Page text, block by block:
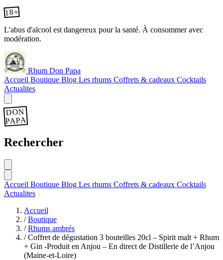
18+
L'abus d'alcool est dangereux pour la santé. À consommer avec
modération.
Rhum Don Papa
Accueil Boutique Blog Les rhums Coffrets & cadeaux Cocktails
Actualites
DON
PAPA
Rechercher
Accueil Boutique Blog Les rhums Coffrets & cadeaux Cocktails
Actualites
Accueil
/ Boutique
/ Rhums ambrés
/ Coffret de dégustation 3 bouteilles 20cl – Spirit malt + Rhum
+ Gin -Produit en Anjou – En direct de Distillerie de l’Anjou
(Maine-et-Loire)